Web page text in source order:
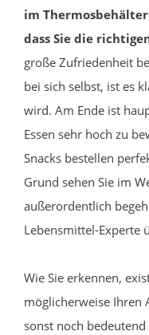
im Thermosbehälter
dass Sie die
große Zufriedenheit
bei sich selbst, ist es
wird. Am Ende ist
Essen sehr hoch zu
Snacks bestellen
Grund sehen Sie im
außerordentlich
Lebensmittel-Experte
Wie Sie erkennen,
möglicherweise Ihren
sonst noch